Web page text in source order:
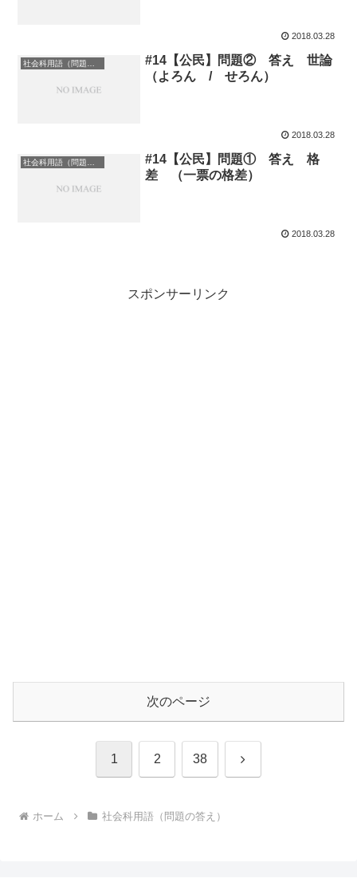
2018.03.28
社会科用語（問題の答え）
#14【公民】問題② 答え 世論
（よろん / せろん）
2018.03.28
#14【公民】問題① 答え 格
差 （一票の格差）
2018.03.28
スポンサーリンク
次のページ
1 2 38 次
ホーム 社会科用語（問題の答え）